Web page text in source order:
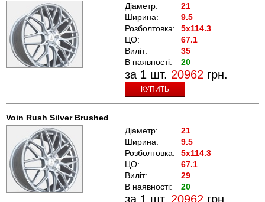
Діаметр:
21
Ширина:
9.5
Розболтовка:
5x114.3
ЦО:
67.1
Виліт:
35
В наявності:
20
за 1 шт. 20962 грн.
КУПИТЬ
Voin Rush Silver Brushed
Діаметр:
21
Ширина:
9.5
Розболтовка:
5x114.3
ЦО:
67.1
Виліт:
29
В наявності:
20
за 1 шт. 20962 грн.